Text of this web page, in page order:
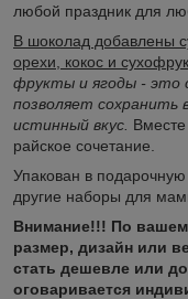
любой праздник для
В шоколад добавлены
орехи, кокос и
фрукты и ягоды - это
позволяет сохранить
истинный вкус.
райское сочетание.
Упакован в
другие наборы для
Внимание!!! По
размер, дизайн или
стать дешевле или
оговаривается